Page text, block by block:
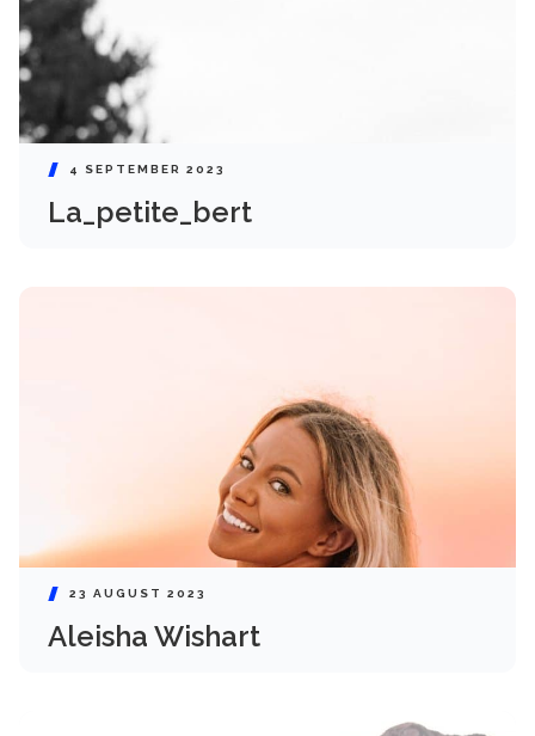
4 SEPTEMBER 2023
La_petite_bert
23 AUGUST 2023
Aleisha Wishart